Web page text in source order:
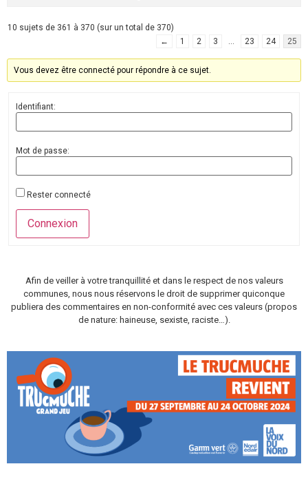
10 sujets de 361 à 370 (sur un total de 370)
←
1 2 3 … 23 24 25
Vous devez être connecté pour répondre à ce sujet.
Identifiant:
Mot de passe:
Rester connecté
Connexion
Afin de veiller à votre tranquillité et dans le respect de nos valeurs
communes, nous nous réservons le droit de supprimer quiconque
publiera des commentaires en non-conformité avec ces valeurs (propos
de nature: haineuse, sexiste, raciste…).